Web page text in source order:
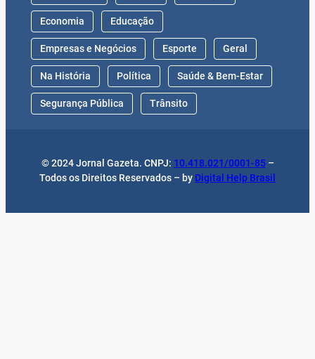
Economia Educação
Empresas e Negócios Esporte Geral
Na História Política Saúde & Bem-Estar
Segurança Pública Trânsito
© 2024 Jornal Gazeta. CNPJ: 10.418.021/0001-85–
Todos os Direitos Reservados – by Digital Help Brasil